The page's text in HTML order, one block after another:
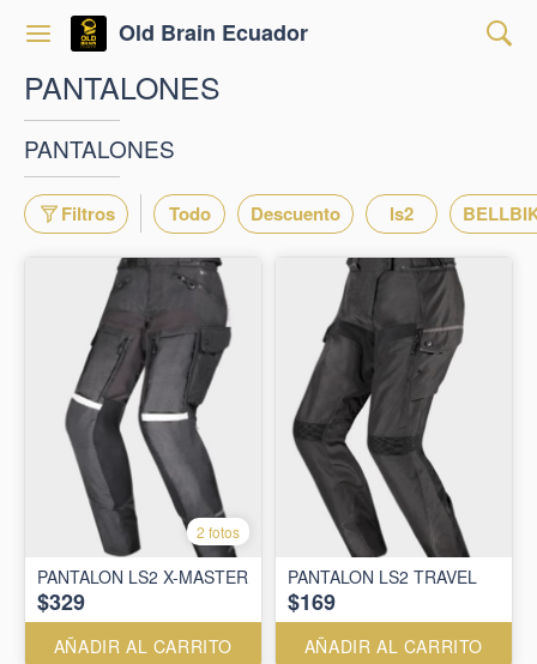
Old Brain Ecuador
PANTALONES
PANTALONES
Filtros Todo Descuento ls2
2 fotos
PANTALON LS2 X-MASTER
$329
AÑADIR AL CARRITO
PANTALON LS2 TRAVEL
$169
AÑADIR AL CARRITO